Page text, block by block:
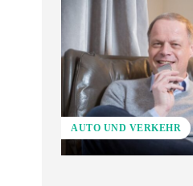
AUTO UND VERKEHR